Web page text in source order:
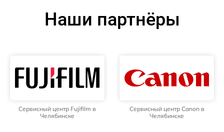
Наши партнёры
Сервисный центр Fujifilm в
Челябинске
Сервисный центр Canon в
Челябинске